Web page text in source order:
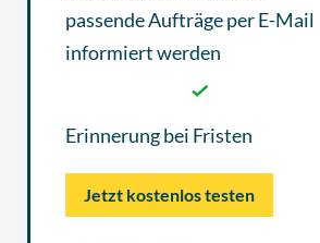
passende Aufträge per E-Mail
informiert werden
Erinnerung bei Fristen
Jetzt kostenlos testen